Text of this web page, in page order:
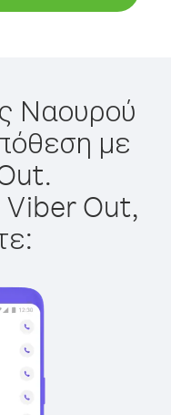
Ναουρού
με
Viber Out,